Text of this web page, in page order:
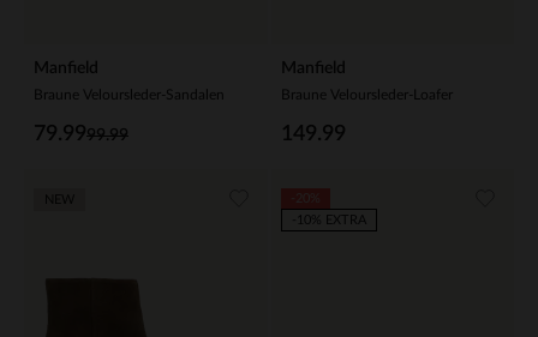
Manfield
Braune Veloursleder-Sandalen
99.99
79.99
Manfield
Braune Veloursleder-Loafer
149.99
-10% EXTRA